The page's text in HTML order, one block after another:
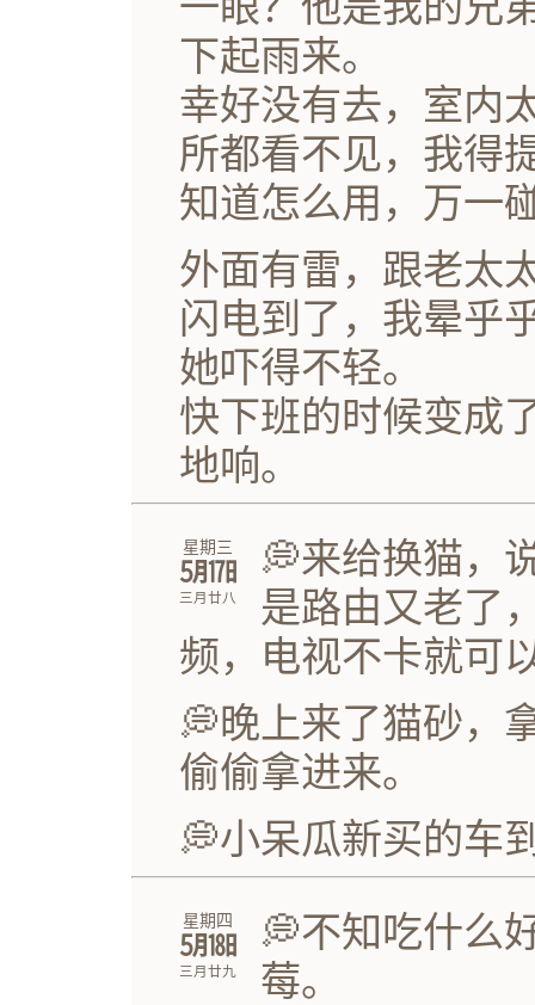
下起雨来。
幸好没有去，室内
所都看不见，我得
知道怎么用，万一
外面有雷，跟老太
闪电到了，我晕乎
她吓得不轻。
快下班的时候变成
地响。
星期三
㋄㏰
三月廿八
💭来给换猫，
是路由又老了
频，电视不卡就可
💭晚上来了猫砂，
偷偷拿进来。
💭小呆瓜新买的车
星期四
㋄㏱
三月廿九
💭不知吃什么
莓。